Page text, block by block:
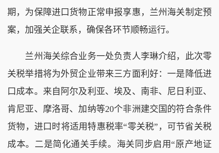
期，为保障进口货物正常申报享惠，兰州海关制定预
案，加强关企联系，确保各环节顺畅运行。
兰州海关综合业务一处负责人李琳介绍，此次零
关税举措将为外贸企业带来三方面利好：一是降低进
口成本。来自阿尔及利亚、埃及、南非、尼日利亚、
肯尼亚、摩洛哥、加纳等20个非洲建交国的符合条件
货物，进口时将适用特惠税率“零关税”，可节省关税
成本。二是简化通关手续。海关同步启用“原产地证